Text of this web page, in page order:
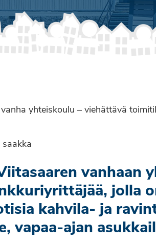
yhteiskoulu – viehättävä
vanhaan
jolla
kahvila- ja
vapaa-ajan